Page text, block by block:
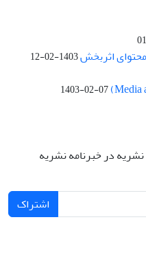
اثربخش1403-02-12
1403-02-07
نشریه در خبرنامه نشریه
اشتراک